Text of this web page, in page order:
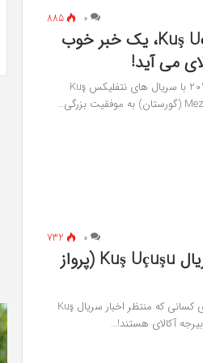
۰ 885
بعد از سریال Kuş Uçuşu، یک خبر خوب
می آید!
Birce Akalay که در سال 2022 با سریال های نتفلیکس Kuş
۰ 732
دو خبر خوب از سریال Kuş Uçuşu (پرواز
نه یک، بلکه دو سورپرایز برای کسانی که منتظر اخبار سریال Kuş
کلینیک زیبایی در فردیس کرج؛
مریم خیرآبادی
در